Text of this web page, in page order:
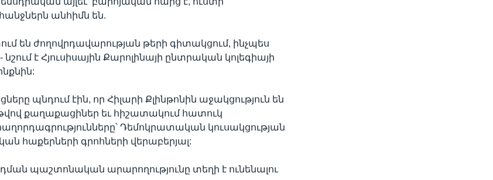
անհիմն են.
են ժողովրդավարության թերի գիտակցում, ինչպես
է Հյուսիսային Քարոլինայի ընտրական կոլեգիայի
պնդում էին, որ Հիլարի Քլինթոնին աջակցություն են
թվով քաղաքացիներ եւ հիշատակում հատուկ
Դեմոկրատական կուսակցության
հաքերների գրոհների վերաբերյալ:
պաշտոնական արարողությունը տեղի է ունենալու